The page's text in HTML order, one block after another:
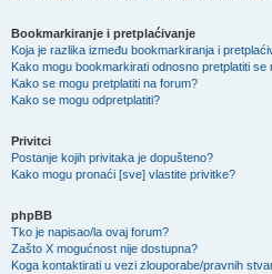
Bookmarkiranje i pretplaćivanje
Koja je razlika između bookmarkiranja i
Kako mogu bookmarkirati odnosno pretplatiti se
Kako se mogu pretplatiti na forum?
Kako se mogu odpretplatiti?
Privitci
Postanje kojih privitaka je dopušteno?
Kako mogu pronaći [sve] vlastite privitke?
phpBB
Tko je napisao/la ovaj forum?
Zašto X mogućnost nije dostupna?
Koga kontaktirati u vezi zlouporabe/pravnih